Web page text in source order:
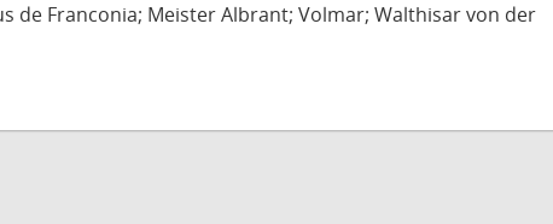
de Franconia; Meister Albrant; Volmar; Walthisar von der